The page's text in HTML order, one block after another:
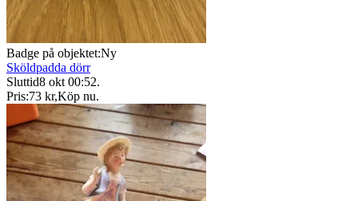
Badge på objektet:Ny
Sköldpadda dörr
Sluttid8 okt 00:52.
Pris:73 kr,Köp nu.